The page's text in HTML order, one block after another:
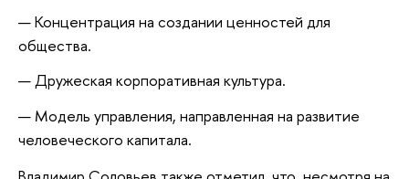
Концентрация на создании ценностей для
общества.
Дружеская корпоративная культура.
Модель управления, направленная на развитие
человеческого капитала.